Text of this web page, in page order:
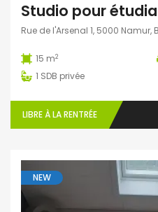
Studio pour
Rue de l'Arsenal 1, 5000 Namur,
15 m2
1 SDB privée
LIBRE À LA RENTRÉE
NEW